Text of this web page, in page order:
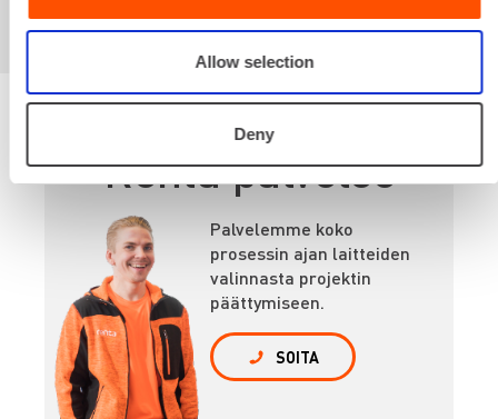
Allow selection
Deny
Renta palvelee
Palvelemme koko
prosessin ajan laitteiden
valinnasta projektin
päättymiseen.
SOITA